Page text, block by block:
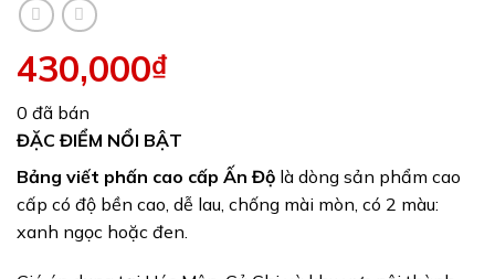
430,000₫
0 đã bán
ĐẶC ĐIỂM NỔI BẬT
Bảng viết phấn cao cấp Ấn Độ là dòng sản phẩm cao
cấp có độ bền cao, dễ lau, chống mài mòn, có 2 màu:
xanh ngọc hoặc đen.